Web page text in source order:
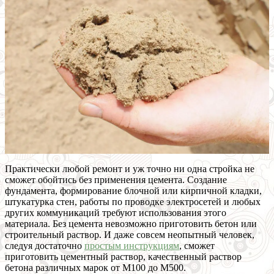
Практически любой ремонт и уж точно ни одна стройка не
сможет обойтись без применения цемента. Создание
фундамента, формирование блочной или кирпичной кладки,
штукатурка стен, работы по проводке электросетей и любых
других коммуникаций требуют использования этого
материала. Без цемента невозможно приготовить бетон или
строительный раствор. И даже совсем неопытный человек,
следуя достаточно простым инструкциям, сможет
приготовить цементный раствор, качественный раствор
бетона различных марок от М100 до М500.